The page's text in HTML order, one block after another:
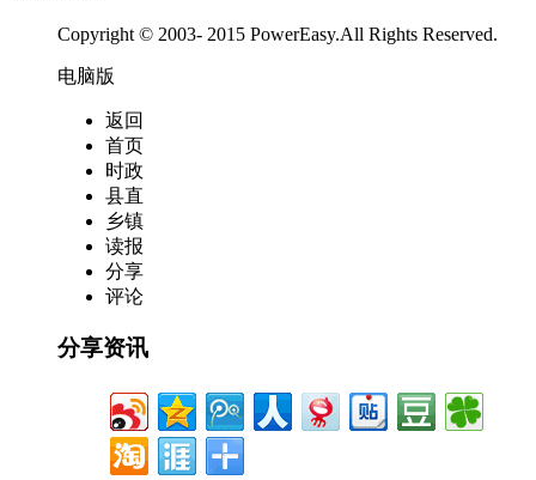
Copyright © 2003- 2015 PowerEasy.All Rights Reserved.
电脑版
返回
首页
时政
县直
乡镇
读报
分享
评论
分享资讯